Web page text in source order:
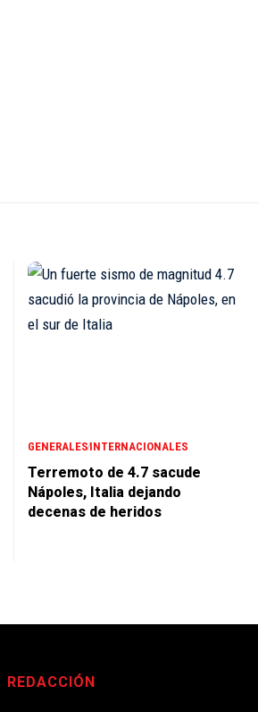
GENERALESINTERNACIONALES
Terremoto de 4.7 sacude
Nápoles, Italia dejando
decenas de heridos
REDACCIÓN